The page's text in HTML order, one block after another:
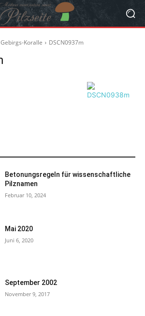
Koralle DSCN0937m
Betonungsregeln für wissenschaftliche
Pilznamen
Februar 10, 2024
Mai 2020
Juni 6, 2020
September 2002
November 9, 2017